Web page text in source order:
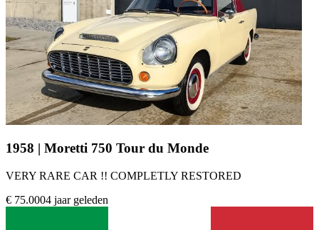
1958 | Moretti 750 Tour du Monde
VERY RARE CAR !! COMPLETLY RESTORED
€ 75.0004 jaar geleden